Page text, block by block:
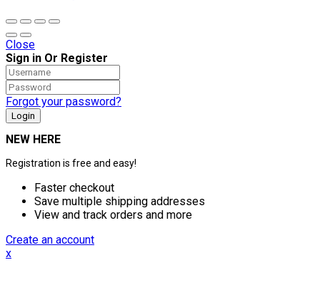
Close
Sign in Or Register
Forgot your password?
NEW HERE
Registration is free and easy!
Faster checkout
Save multiple shipping addresses
View and track orders and more
Create an account
x